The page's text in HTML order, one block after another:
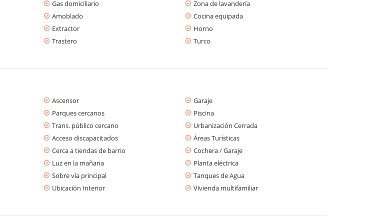
Gas domiciliario
Zona de lavandería
Amoblado
Cocina equipada
Extractor
Horno
Trastero
Turco
Ascensor
Garaje
Parques cercanos
Piscina
Trans. público cercano
Urbanización Cerrada
Acceso discapacitados
Áreas Turísticas
Cerca a tiendas de barrio
Cochera / Garaje
Luz en la mañana
Planta eléctrica
Sobre vía principal
Tanques de Agua
Ubicación Interior
Vivienda multifamiliar